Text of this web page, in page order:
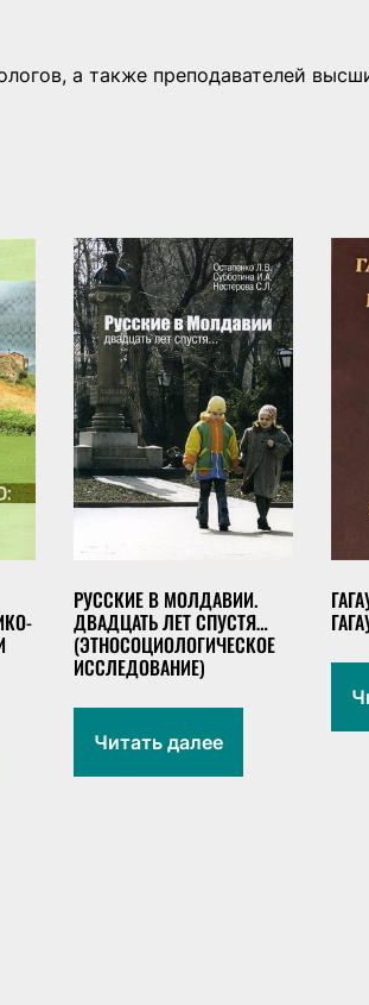
а также преподавателей
РУССКИЕ В МОЛДАВИИ.
ДВАДЦАТЬ ЛЕТ СПУСТЯ…
(ЭТНОСОЦИОЛОГИЧЕСКОЕ
ИССЛЕДОВАНИЕ)
Читать далее